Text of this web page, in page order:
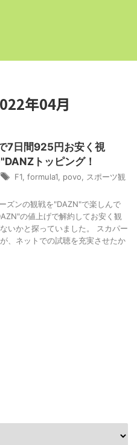
年04月
7日間925円お安く視
トッピング！
F1 formula1 povo
スポーツ観
ズンの観戦を"DAZN"で楽しんで
の値上げで解約してお安く観
いかと探っていました。 スカパー
、ネットでの試聴を充実させたか